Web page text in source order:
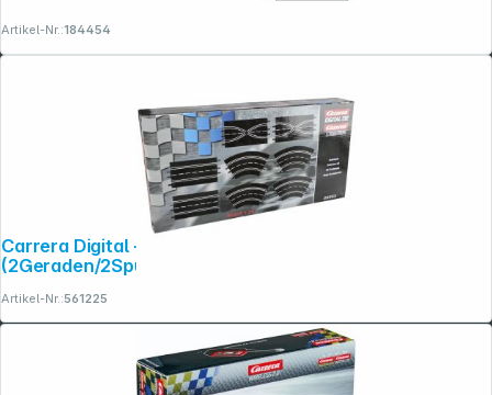
Artikel-Nr.:184454
Carrera Digital + Evo. Ausbauset
Artikel-Nr.:561225